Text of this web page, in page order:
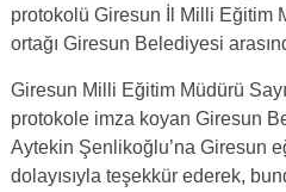
protokolü Giresun İl Milli Eğitim
ortağı Giresun Belediyesi
Giresun Milli Eğitim Müdürü
protokole imza koyan Giresun
Aytekin Şenlikoğlu’na Giresun
dolayısıyla teşekkür ederek,